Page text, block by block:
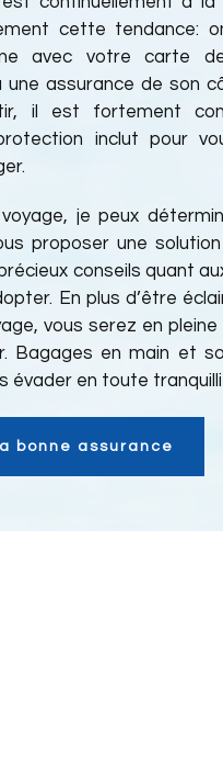
cette tendance:
avec votre carte
assurance de son
il est fortement
inclut pour
je peux
proposer une
conseils quant
En plus d’être
vous serez en
Bagages en main et
évader en toute
bonne assurance